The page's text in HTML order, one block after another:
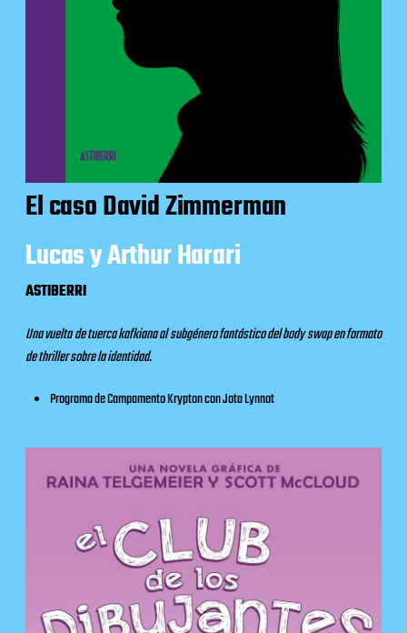
El caso David Zimmerman
Lucas y Arthur Harari
ASTIBERRI
Una vuelta de tuerca kafkiana al subgénero fantástico del body swap en formato
de thriller sobre la identidad.
Programa deCampamento Kryptoncon Jota Lynnot